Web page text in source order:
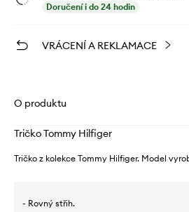
Doručení i do 24 hodin
VRÁCENÍ A REKLAMACE
O produktu
Tričko Tommy Hilfiger
Tričko z kolekce Tommy Hilfiger. Model
- Rovný střih.